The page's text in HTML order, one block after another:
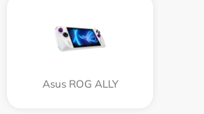
Asus ROG ALLY